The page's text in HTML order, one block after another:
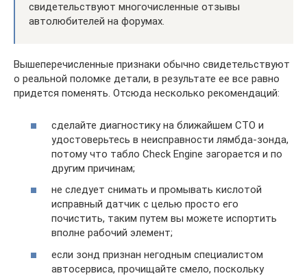
свидетельствуют многочисленные отзывы
автолюбителей на форумах.
Вышеперечисленные признаки обычно свидетельствуют
о реальной поломке детали, в результате ее все равно
придется поменять. Отсюда несколько рекомендаций:
сделайте диагностику на ближайшем СТО и
удостоверьтесь в неисправности лямбда-зонда,
потому что табло Check Engine загорается и по
другим причинам;
не следует снимать и промывать кислотой
исправный датчик с целью просто его
почистить, таким путем вы можете испортить
вполне рабочий элемент;
если зонд признан негодным специалистом
автосервиса, прочищайте смело, поскольку